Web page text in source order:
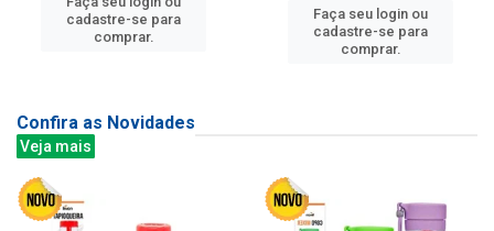
cadastre-se para
comprar.
Faça seu login ou
cadastre-se para
comprar.
Confira as Novidades
Veja mais